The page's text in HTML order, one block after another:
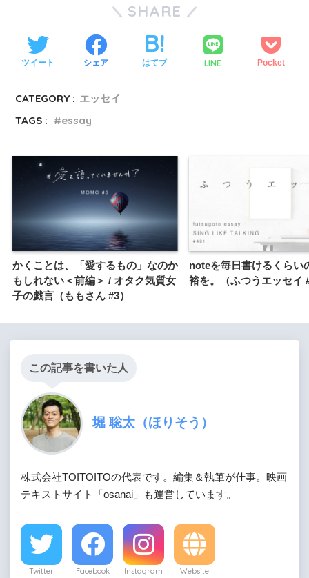
SHARE
ツイート シェア はてブ LINE Pocket
CATEGORY : エッセイ
TAGS :
essay
かくことは、「愛するもの」なのか
もしれない＜前編＞ / オタク気質女
子の戯言（ももさん #3）
noteを毎日書けるくらい
裕を。（ふつうエッセイ
この記事を書いた人
堀 聡太（ほりそう）
株式会社TOITOITOの代表です。編集＆執筆が仕事。映画
テキストサイト「osanai」も運営しています。
Twitter Facebook Instagram Website